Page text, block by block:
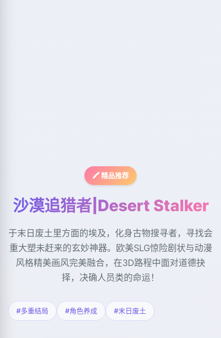
🖍️ 精品推荐
沙漠追猎者|Desert Stalker
于末日废土里方面的埃及，化身古物搜寻者，寻找会
重大塑未赶来的玄妙神器。欧美SLG惊险剧状与动漫
风格精美画风完美融合，在3D路程中面对道德抉
择，决确人员类的命运！
#多重结局 #角色养成 #末日废土